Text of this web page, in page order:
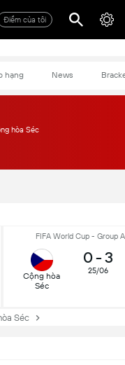
Điểm của tôi
hạng News
hòa Séc
FIFA World Cup - Group
Cộng hòa
Séc
0- 3
25/06
Séc